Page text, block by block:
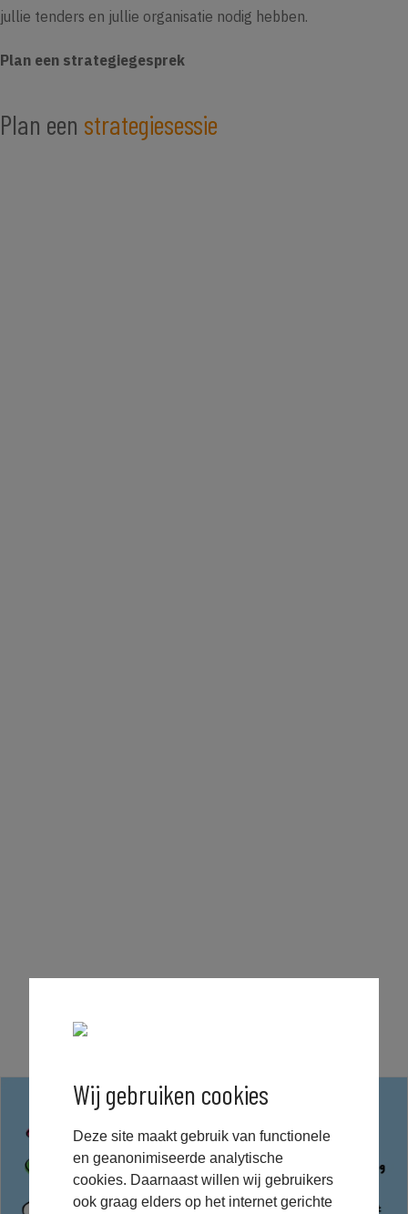
Wij gebruiken cookies
Deze site maakt gebruik van functionele
en geanonimiseerde analytische
cookies. Daarnaast willen wij gebruikers
ook graag elders op het internet gerichte
jullie tenders en jullie organisatie nodig hebben.
Plan een strategiegesprek
Plan een strategiesessie